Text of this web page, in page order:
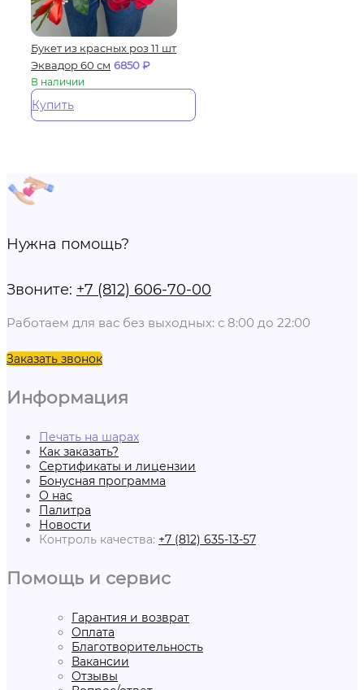
Букет из красных роз 11 шт
Эквадор 60 см 6850₽
В наличии
Купить
Нужна помощь?
Звоните: +7 (812) 606-70-00
Работаем для вас без выходных: с 8:00 до 22:00
Заказать звонок
Информация
Печать на шарах
Как заказать?
Сертификаты и лицензии
Бонусная программа
О нас
Палитра
Новости
Контроль качества: +7 (812) 635-13-57
Помощь и сервис
Гарантия и возврат
Оплата
Благотворительность
Вакансии
Отзывы